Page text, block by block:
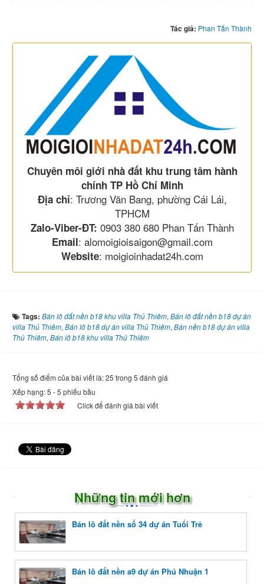
Tác giả: Phan Tấn Thành
Chuyên môi giới nhà đất khu trung tâm hành
chính TP Hồ Chí Minh
Địa chỉ: Trương Văn Bang, phường Cái Lái,
TPHCM
Zalo-Viber-ĐT: 0903 380 680 Phan Tấn Thành
Email: alomoigioisaigon@gmail.com
Website: moigioinhadat24h.com
Tags: Bán lô đất nền b18 khu villa Thủ Thiêm,Bán lô đất nền b18 dự án
villa Thủ Thiêm,Bán lô b18 dự án villa Thủ Thiêm,Bán nền b18 dự án villa
Thủ Thiêm,Bán lô b18 khu villa Thủ Thiêm
Tổng số điểm của bài viết là: 25 trong 5 đánh giá
Xếp hạng:5 -5 phiếu bầu
Click để đánh giá bài viết
Những tin mới hơn
Bán lô đất nền số 34 dự án Tuổi Trẻ
Bán lô đất nền a9 dự án Phú Nhuận 1